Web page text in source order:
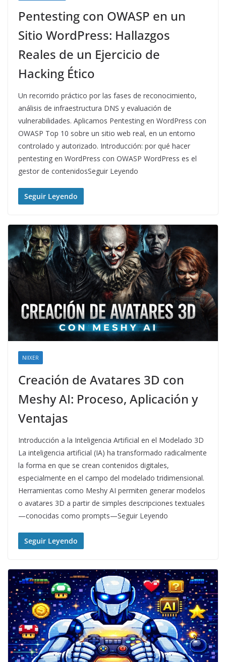
Pentesting con OWASP en un
Sitio WordPress: Hallazgos
Reales de un Ejercicio de
Hacking Ético
Un recorrido práctico por las fases de reconocimiento,
análisis de infraestructura DNS y evaluación de
vulnerabilidades. Aplicamos Pentesting en WordPress con
OWASP Top 10 sobre un sitio web real, en un entorno
controlado y autorizado. Introducción: por qué hacer
pentesting en WordPress con OWASP WordPress es el
gestor de contenidosSeguir Leyendo
Seguir Leyendo
NIIXER
Creación de Avatares 3D con
Meshy AI: Proceso, Aplicación y
Ventajas
Introducción a la Inteligencia Artificial en el Modelado 3D
La inteligencia artificial (IA) ha transformado radicalmente
la forma en que se crean contenidos digitales,
especialmente en el campo del modelado tridimensional.
Herramientas como Meshy AI permiten generar modelos
o avatares 3D a partir de simples descripciones textuales
—conocidas como prompts—Seguir Leyendo
Seguir Leyendo